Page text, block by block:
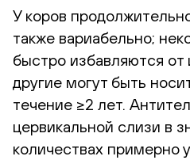
У коров
также вариабельно;
быстро избавляются от
другие могут быть
течение ≥2 лет.
цервикальной слизи в
количествах примерно